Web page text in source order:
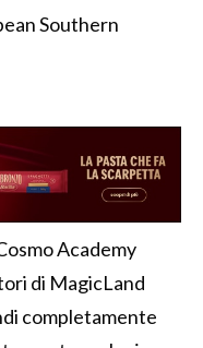
Southern
Academy
di MagicLand
completamente